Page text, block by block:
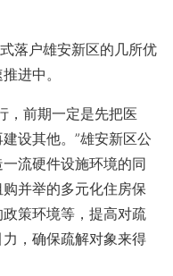
落户雄安新区的几所优
进中。
前期一定是先把医
设其他。”雄安新区公
流硬件设施环境的同
并举的多元化住房保
策环境等，提高对疏
，确保疏解对象来得